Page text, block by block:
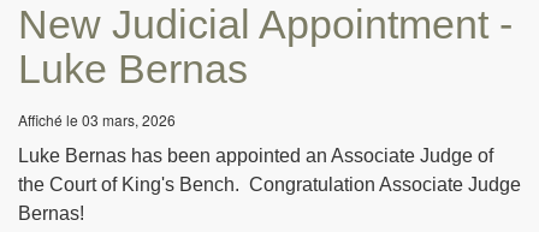
New Judicial Appointment -
Luke Bernas
Affiché le 03 mars, 2026
Luke Bernas has been appointed an Associate Judge of
the Court of King's Bench. Congratulation Associate Judge
Bernas!